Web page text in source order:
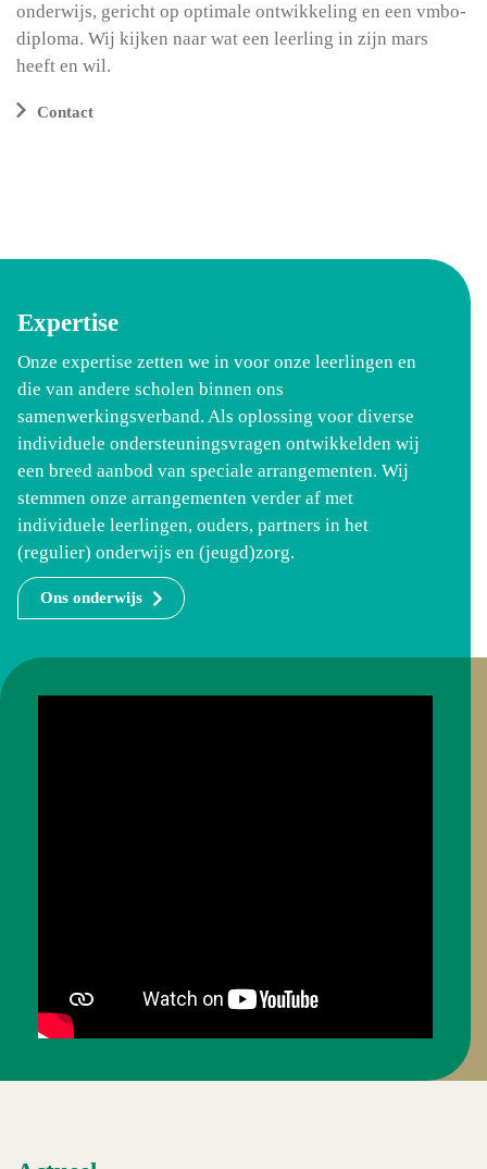
onderwijs, gericht op optimale ontwikkeling en een vmbo-
diploma. Wij kijken naar wat een leerling in zijn mars
heeft en wil.
Contact
Expertise
Onze expertise zetten we in voor onze leerlingen en
die van andere scholen binnen ons
samenwerkingsverband. Als oplossing voor diverse
individuele ondersteuningsvragen ontwikkelden wij
een breed aanbod van speciale arrangementen. Wij
stemmen onze arrangementen verder af met
individuele leerlingen, ouders, partners in het
(regulier) onderwijs en (jeugd)zorg.
Ons onderwijs